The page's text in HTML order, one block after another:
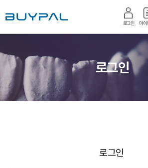
로그인 마이
로그인
로그인